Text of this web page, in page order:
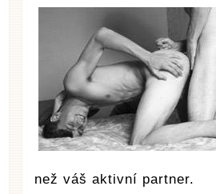
než váš aktivní partner.